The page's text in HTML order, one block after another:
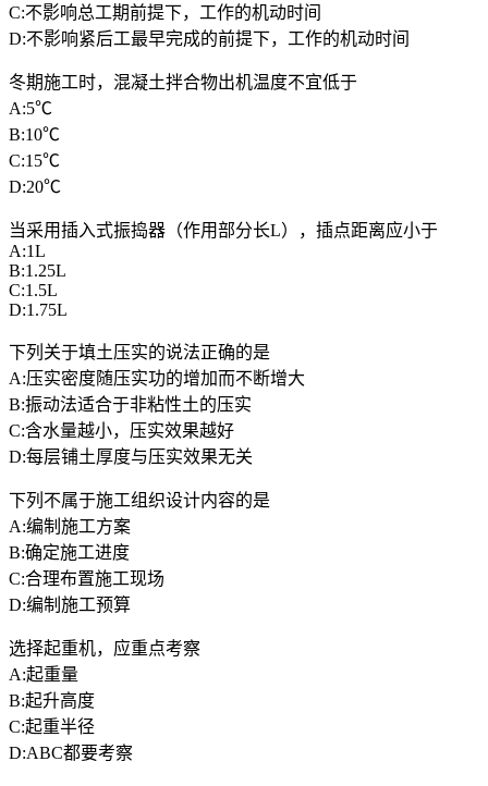
C:不影响总工期前提下，工作的机动时间
D:不影响紧后工最早完成的前提下，工作的机动时间
冬期施工时，混凝土拌合物出机温度不宜低于
A:5℃
B:10℃
C:15℃
D:20℃
当采用插入式振捣器（作用部分长L），插点距离应小于
A:1L
B:1.25L
C:1.5L
D:1.75L
下列关于填土压实的说法正确的是
A:压实密度随压实功的增加而不断增大
B:振动法适合于非粘性土的压实
C:含水量越小，压实效果越好
D:每层铺土厚度与压实效果无关
下列不属于施工组织设计内容的是
A:编制施工方案
B:确定施工进度
C:合理布置施工现场
D:编制施工预算
选择起重机，应重点考察
A:起重量
B:起升高度
C:起重半径
D:ABC都要考察